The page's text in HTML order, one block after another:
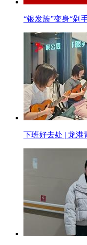
“银发族”变身“剁
下班好去处 | 龙港